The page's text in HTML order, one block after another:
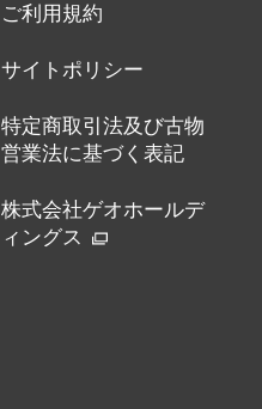
ご利用規約
サイトポリシー
特定商取引法及び古物
営業法に基づく表記
株式会社ゲオホールデ
ィングス